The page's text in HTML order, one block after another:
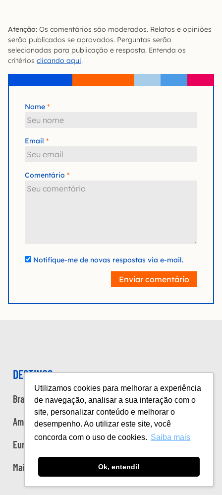
Utilizamos cookies para melhorar a experiência
de navegação, analisar a sua interação com o
site, personalizar conteúdo e melhorar o
desempenho. Ao utilizar este site, você
concorda com o uso de cookies. Saiba mais
Ok, entendi!
Atenção: Os comentários são moderados. Relatos e opiniões
serão publicados se aprovados. Perguntas serão
selecionadas para publicação e resposta. Entenda os
critérios clicando aqui.
Nome
Email
Comentário
Notifique-me de novas respostas via e-mail.
Enviar comentário
DESTINOS
Brasil
Américas
Europa
Mais